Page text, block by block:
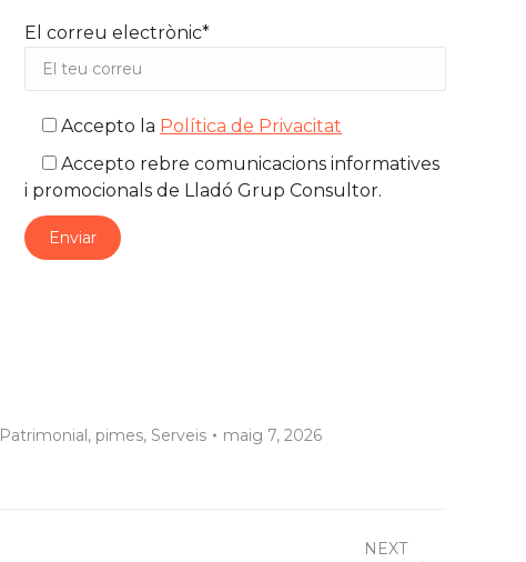
El correu electrònic*
Accepto la Política de Privacitat
Accepto rebre comunicacions informatives
i promocionals de Lladó Grup Consultor.
Patrimonial, pimes, Serveis maig 7, 2026
NEXT